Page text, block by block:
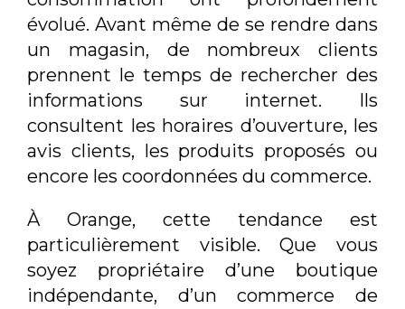
évolué. Avant même de se rendre dans
un magasin, de nombreux clients
prennent le temps de rechercher des
informations sur internet. Ils
consultent les horaires d’ouverture, les
avis clients, les produits proposés ou
encore les coordonnées du commerce.
À Orange, cette tendance est
particulièrement visible. Que vous
soyez propriétaire d’une boutique
indépendante, d’un commerce de